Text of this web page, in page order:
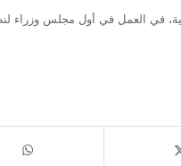
في العمل في أول مجلس وزراء